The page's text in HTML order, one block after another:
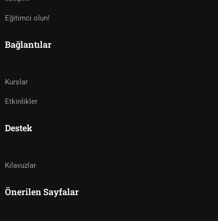
Eğitimci olun!
Bağlantılar
Kurslar
Etkinlikler
Destek
Kılavuzlar
Önerilen Sayfalar